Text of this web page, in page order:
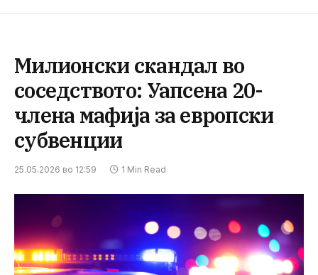
Милионски скандал во
соседството: Уапсена 20-
члена мафија за европски
субвенции
25.05.2026 во 12:59 1 Min Read